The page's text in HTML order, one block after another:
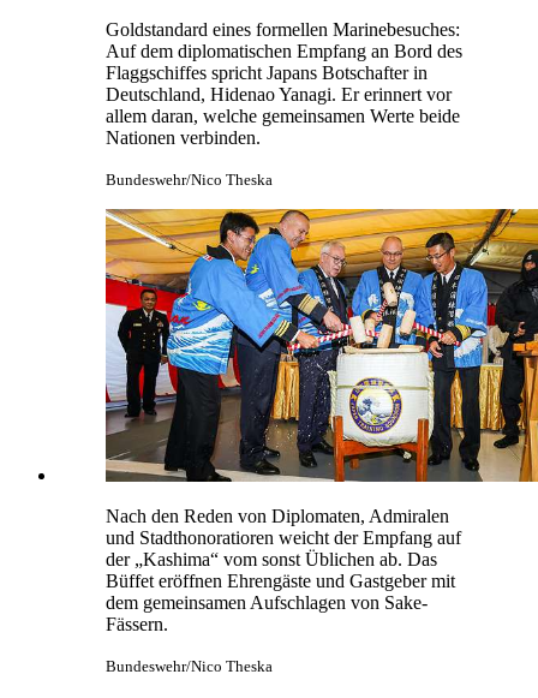
Goldstandard eines formellen Marinebesuches:
Auf dem diplomatischen Empfang an Bord des
Flaggschiffes spricht Japans Botschafter in
Deutschland, Hidenao Yanagi. Er erinnert vor
allem daran, welche gemeinsamen Werte beide
Nationen verbinden.
Bundeswehr/Nico Theska
Nach den Reden von Diplomaten, Admiralen
und Stadthonoratioren weicht der Empfang auf
der „Kashima“ vom sonst Üblichen ab. Das
Büffet eröffnen Ehrengäste und Gastgeber mit
dem gemeinsamen Aufschlagen von Sake-
Fässern.
Bundeswehr/Nico Theska